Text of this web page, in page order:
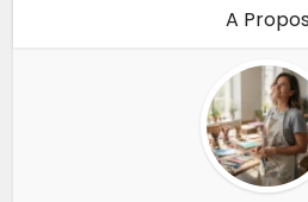
A Propos